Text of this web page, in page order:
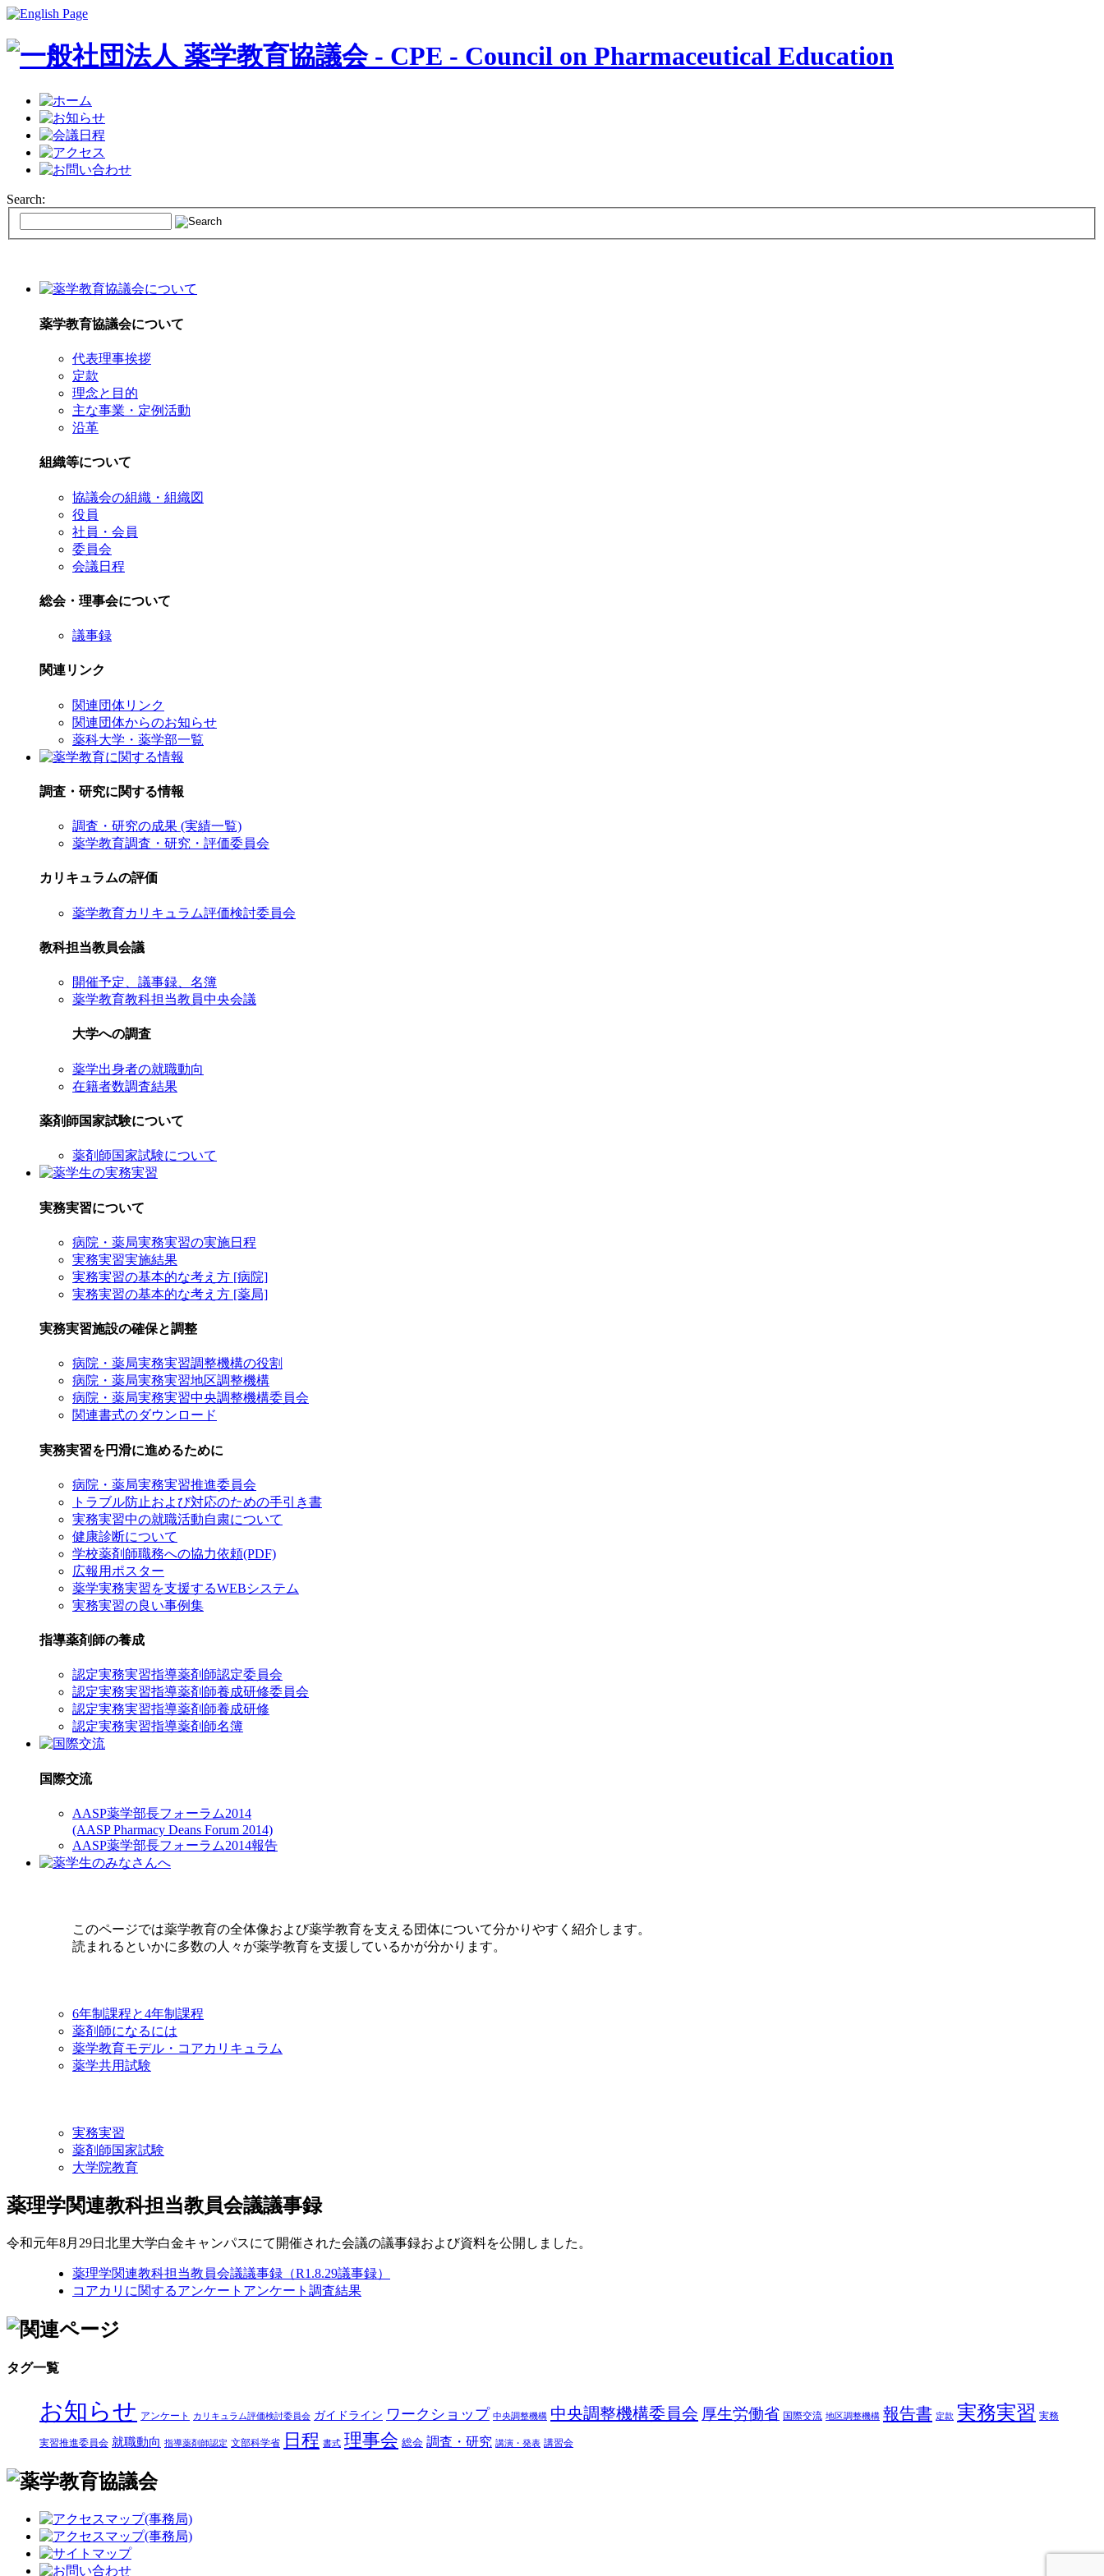
Search:
薬学教育協議会について
代表理事挨拶
定款
理念と目的
主な事業・定例活動
沿革
組織等について
協議会の組織・組織図
役員
社員・会員
委員会
会議日程
総会・理事会について
議事録
関連リンク
関連団体リンク
関連団体からのお知らせ
薬科大学・薬学部一覧
調査・研究に関する情報
調査・研究の成果 (実績一覧)
薬学教育調査・研究・評価委員会
カリキュラムの評価
薬学教育カリキュラム評価検討委員会
教科担当教員会議
開催予定、議事録、名簿
薬学教育教科担当教員中央会議
大学への調査
薬学出身者の就職動向
在籍者数調査結果
薬剤師国家試験について
薬剤師国家試験について
実務実習について
病院・薬局実務実習の実施日程
実務実習実施結果
実務実習の基本的な考え方 [病院]
実務実習の基本的な考え方 [薬局]
実務実習施設の確保と調整
病院・薬局実務実習調整機構の役割
病院・薬局実務実習地区調整機構
病院・薬局実務実習中央調整機構委員会
関連書式のダウンロード
実務実習を円滑に進めるために
病院・薬局実務実習推進委員会
トラブル防止および対応のための手引き書
実務実習中の就職活動自粛について
健康診断について
学校薬剤師職務への協力依頼(PDF)
広報用ポスター
薬学実務実習を支援するWEBシステム
実務実習の良い事例集
指導薬剤師の養成
認定実務実習指導薬剤師認定委員会
認定実務実習指導薬剤師養成研修委員会
認定実務実習指導薬剤師養成研修
認定実務実習指導薬剤師名簿
国際交流
AASP薬学部長フォーラム2014
(AASP Pharmacy Deans Forum 2014)
AASP薬学部長フォーラム2014報告
このページでは薬学教育の全体像および薬学教育を支える団体について分かりやすく紹介します。
読まれるといかに多数の人々が薬学教育を支援しているかが分かります。
6年制課程と4年制課程
薬剤師になるには
薬学教育モデル・コアカリキュラム
薬学共用試験
実務実習
薬剤師国家試験
大学院教育
薬理学関連教科担当教員会議議事録
令和元年8月29日北里大学白金キャンパスにて開催された会議の議事録および資料を公開しました。
薬理学関連教科担当教員会議議事録（R1.8.29議事録）
コアカリに関するアンケート アンケート調査結果
タグ一覧
お知らせ アンケート カリキュラム評価検討委員会 ガイドライン ワークショップ 中央調整機構 中央調整機構委員会 厚生労働省 国際交流 地区調整機構 報告書 定款 実務実習 実務
実習推進委員会 就職動向 指導薬剤師認定 文部科学省 日程 書式 理事会 総会 調査・研究 講演・発表 講習会